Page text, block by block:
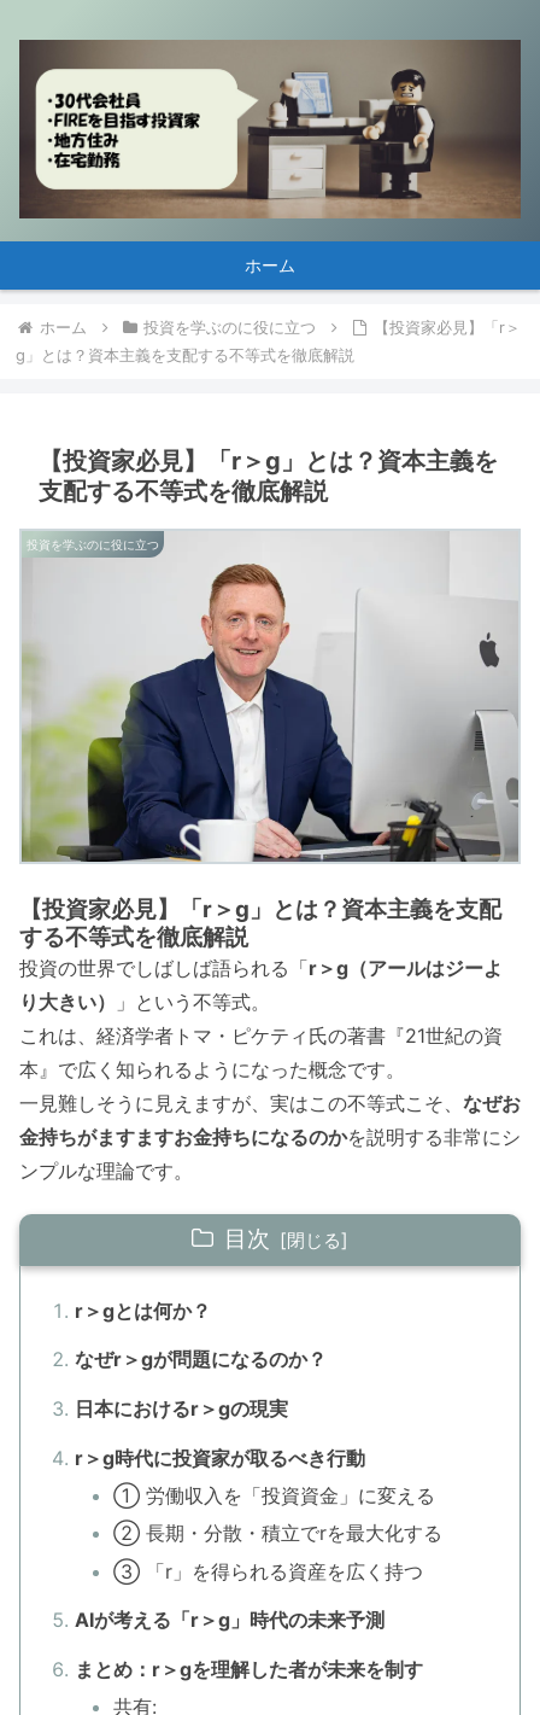
ホーム
ホーム 投資を学ぶのに役に立つ
【投資家必見】「r＞
g」とは？資本主義を支配する不等式を徹底解説
【投資家必見】「r＞g」とは？資本主義を
支配する不等式を徹底解説
投資を学ぶのに役に立つ
【投資家必見】「r＞g」とは？資本主義を支配
する不等式を徹底解説
投資の世界でしばしば語られる「r＞g（アールはジーよ
り大きい）
」という不等式。
これは、経済学者トマ・ピケティ氏の著書『21世紀の資
本』で広く知られるようになった概念です。
一見難しそうに見えますが、実はこの不等式こそ、 なぜお
金持ちがますますお金持ちになるのかを説明する非常にシ
ンプルな理論です。
目次
r＞gとは何か？
なぜr＞gが問題になるのか？
日本におけるr＞gの現実
r＞g時代に投資家が取るべき行動
① 労働収入を「投資資金」に変える
② 長期・分散・積立でrを最大化する
③ 「r」を得られる資産を広く持つ
AIが考える「r＞g」時代の未来予測
まとめ：r＞gを理解した者が未来を制す
共有: